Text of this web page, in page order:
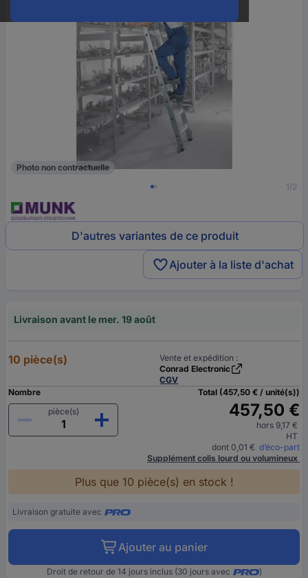
1/2
Photo non contractuelle
D'autres variantes de ce produit
Ajouter à la liste d'achat
Livraison avant le mer. 19 août
10 pièce(s)
Vente et expédition :
Conrad Electronic
CGV
Nombre
pièce(s)
Total (457,50 € / unité(s))
457,50 €
hors 9,17 €
HT
dont 0,01 € d’éco-part
Supplément colis lourd ou volumineux
Plus que 10 pièce(s) en stock !
Livraison gratuite avec
Ajouter au panier
Droit de retour de 14 jours inclus (30 jours avec )